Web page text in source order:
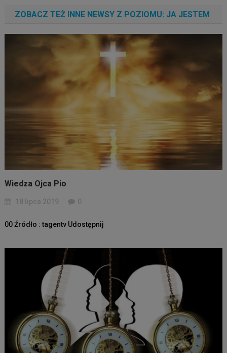
ZOBACZ TEŻ INNE NEWSY Z POZIOMU: JA JESTEM
Wiedza Ojca Pio
18 lipca 2019 0
00 Źródło : tagentv Udostępnij